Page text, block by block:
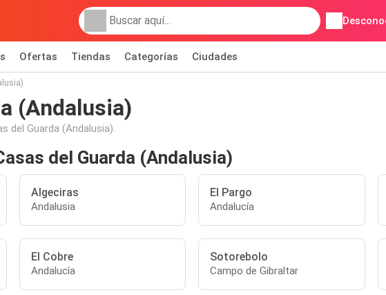
Ofertas Tiendas Categorías Ciudades
(Andalusia)
del Guarda (Andalusia).
del Guarda (Andalusia)
Algeciras
Andalusia
El Pargo
Andalucía
El Cobre
Andalucía
Sotorebolo
Campo de Gibraltar